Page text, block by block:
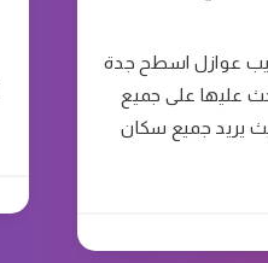
عوازل اسطح جدة
عليها على جميع
يريد جميع سكان